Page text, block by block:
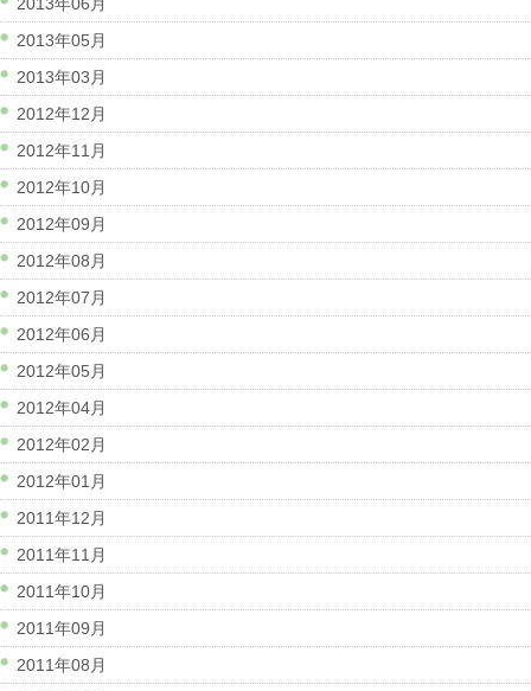
2013年06月
2013年05月
2013年03月
2012年12月
2012年11月
2012年10月
2012年09月
2012年08月
2012年07月
2012年06月
2012年05月
2012年04月
2012年02月
2012年01月
2011年12月
2011年11月
2011年10月
2011年09月
2011年08月